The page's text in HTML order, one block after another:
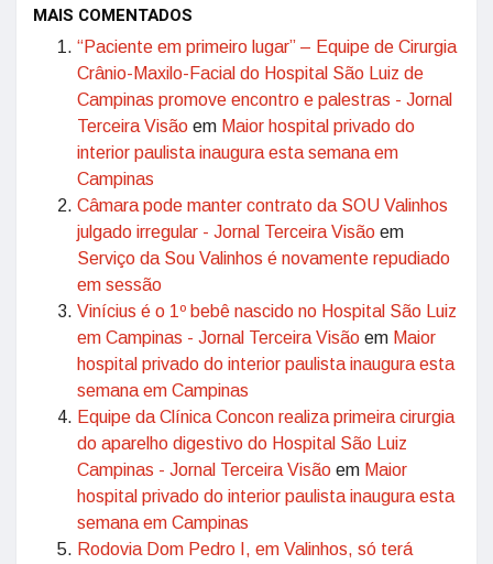
MAIS COMENTADOS
“Paciente em primeiro lugar” – Equipe de Cirurgia
Crânio-Maxilo-Facial do Hospital São Luiz de
Campinas promove encontro e palestras - Jornal
Terceira Visão em Maior hospital privado do
interior paulista inaugura esta semana em
Campinas
Câmara pode manter contrato da SOU Valinhos
julgado irregular - Jornal Terceira Visão em
Serviço da Sou Valinhos é novamente repudiado
em sessão
Vinícius é o 1º bebê nascido no Hospital São Luiz
em Campinas - Jornal Terceira Visão em Maior
hospital privado do interior paulista inaugura esta
semana em Campinas
Equipe da Clínica Concon realiza primeira cirurgia
do aparelho digestivo do Hospital São Luiz
Campinas - Jornal Terceira Visão em Maior
hospital privado do interior paulista inaugura esta
semana em Campinas
Rodovia Dom Pedro I, em Valinhos, só terá